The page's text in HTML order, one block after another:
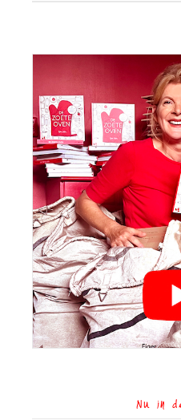
Nu in